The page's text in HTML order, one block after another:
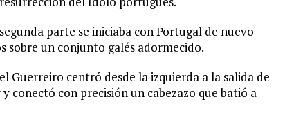
parte se iniciaba con Portugal de nuevo
sobre un conjunto galés adormecido.
Guerreiro centró desde la izquierda a la salida de
conectó con precisión un cabezazo que batió a